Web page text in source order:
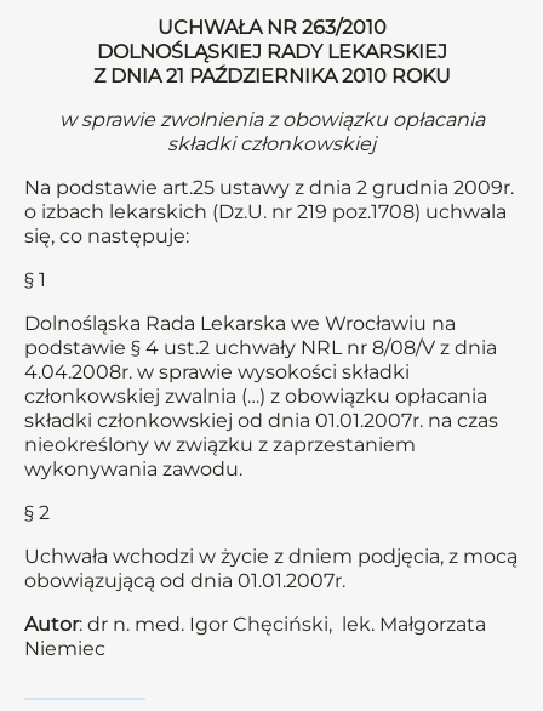
UCHWAŁA NR 263/2010
DOLNOŚLĄSKIEJ RADY LEKARSKIEJ
Z DNIA 21 PAŹDZIERNIKA 2010 ROKU
w sprawie zwolnienia z obowiązku opłacania
składki członkowskiej
Na podstawie art.25 ustawy z dnia 2 grudnia 2009r.
o izbach lekarskich (Dz.U. nr 219 poz.1708) uchwala
się, co następuje:
§ 1
Dolnośląska Rada Lekarska we Wrocławiu na
podstawie § 4 ust.2 uchwały NRL nr 8/08/V z dnia
4.04.2008r. w sprawie wysokości składki
członkowskiej zwalnia (…) z obowiązku opłacania
składki członkowskiej od dnia 01.01.2007r. na czas
nieokreślony w związku z zaprzestaniem
wykonywania zawodu.
§ 2
Uchwała wchodzi w życie z dniem podjęcia, z mocą
obowiązującą od dnia 01.01.2007r.
Autor: dr n. med. Igor Chęciński, lek. Małgorzata
Niemiec